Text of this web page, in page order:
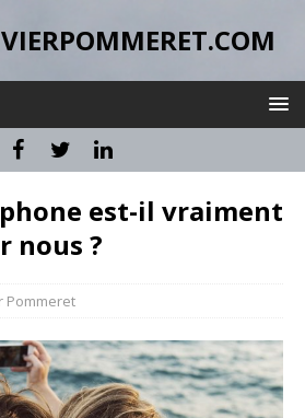
est-il vraiment
nous ?
Pommeret